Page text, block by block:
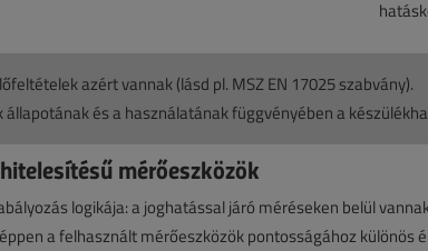
azért vannak (lásd pl. MSZ EN 17025 szabvány).
állapotának és a használatának függvényében a
mérőeszközök
logikája: a joghatással járó méréseken belül
a felhasznált mérőeszközök pontosságához különös